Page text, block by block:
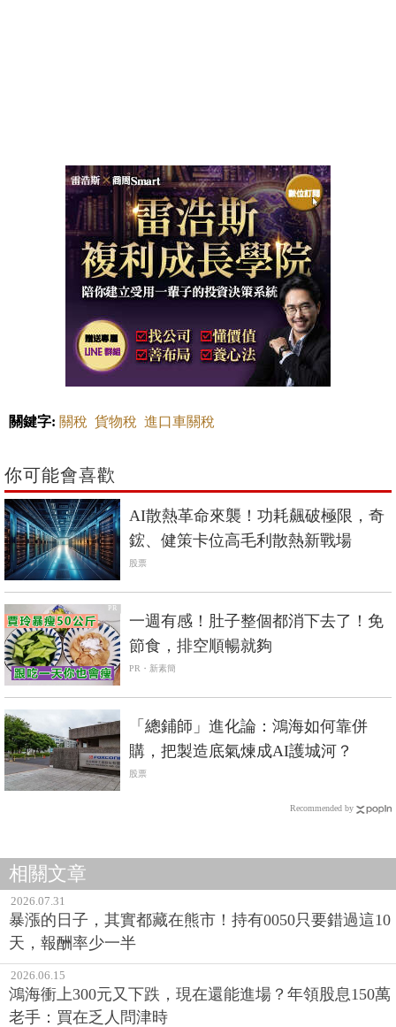
關鍵字: 關稅 貨物稅 進口車關稅
你可能會喜歡
AI散熱革命來襲！功耗飆破極限，奇
鋐、健策卡位高毛利散熱新戰場
股票
PR
一週有感！肚子整個都消下去了！免
節食，排空順暢就夠
PR・新素簡
「總鋪師」進化論：鴻海如何靠併
購，把製造底氣煉成AI護城河？
股票
Recommended by
相關文章
2026.07.31
暴漲的日子，其實都藏在熊市！持有0050只要錯過這10
天，報酬率少一半
2026.06.15
鴻海衝上300元又下跌，現在還能進場？年領股息150萬
老手：買在乏人問津時